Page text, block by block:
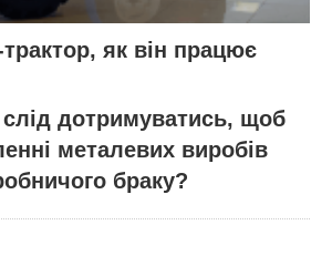
як він працює
дотримуватись, щоб
металевих виробів
браку?